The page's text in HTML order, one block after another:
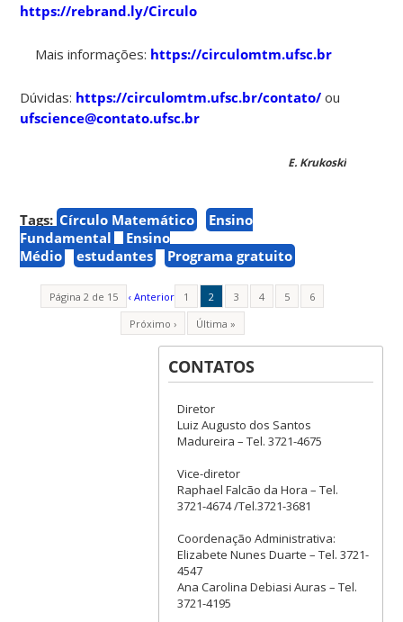
https://rebrand.ly/Circulo
Mais informações: https://circulomtm.ufsc.br
Dúvidas: https://circulomtm.ufsc.br/contato/ ou
ufscience@contato.ufsc.br
E. Krukoski
Tags: Círculo Matemático
Ensino
Fundamental
Ensino
Médio
estudantes Programa gratuito
Página 2 de 15 ‹ Anterior 1 2 3 4 5
6
Próximo ›
Última »
CONTATOS
Diretor
Luiz Augusto dos Santos
Madureira – Tel. 3721-4675
Vice-diretor
Raphael Falcão da Hora – Tel.
3721-4674 /Tel.3721-3681
Coordenação Administrativa:
Elizabete Nunes Duarte – Tel. 3721-
4547
Ana Carolina Debiasi Auras – Tel.
3721-4195